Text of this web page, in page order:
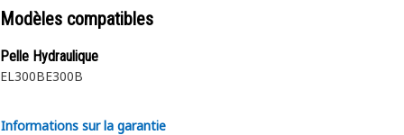
Modèles compatibles
Pelle Hydraulique
EL300BE300B
Informations sur la garantie